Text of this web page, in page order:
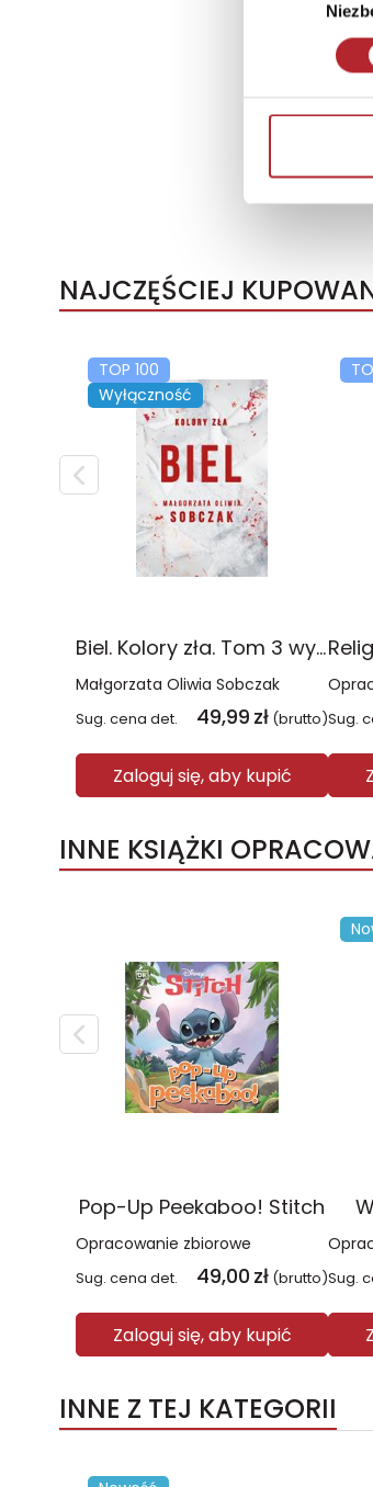
NAJCZĘŚCIEJ
TOP 100
Wyłączność
Biel. Kolory zła. Tom 3 wyd. 2025
Małgorzata Oliwia Sobczak
Sug. cena det. 49,99 zł (brutto)
Zaloguj się, aby kupić
Sug.
INNE KSIĄŻKI
Pop-Up Peekaboo! Stitch
Opracowanie zbiorowe
Sug. cena det. 49,00 zł (brutto)
Zaloguj się, aby kupić
Sug.
INNE Z TEJ KATEGORII